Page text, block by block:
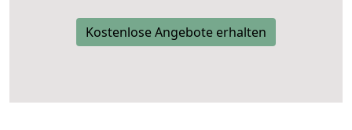
Kostenlose Angebote erhalten